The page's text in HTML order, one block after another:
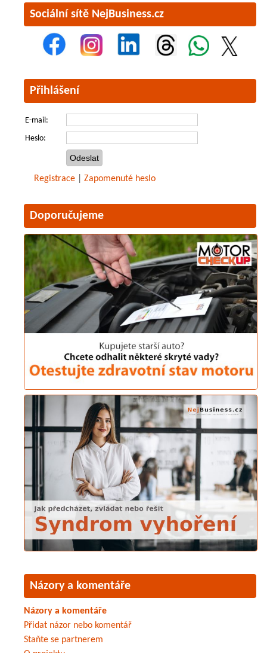
Sociální sítě NejBusiness.cz
Přihlášení
E-mail:
Heslo:
Registrace Zapomenuté heslo
Doporučujeme
Názory a komentáře
Názory a komentáře
Přidat názor nebo komentář
Staňte se partnerem